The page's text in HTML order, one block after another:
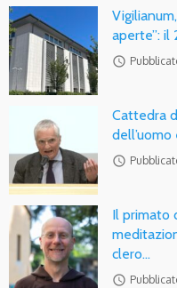
aperte”: il
access_time
Cattedra
access_time
Il primato
clero…
access_time